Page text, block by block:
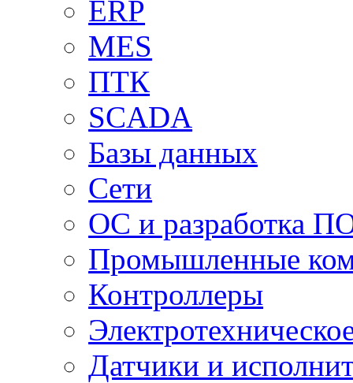
ERP
MES
ПТК
SCADA
Базы данных
Сети
ОС и разработка
Промышленные
Контроллеры
Датчики и